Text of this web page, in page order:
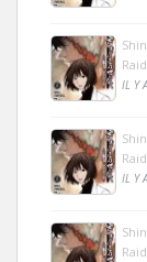
IL Y
IL Y